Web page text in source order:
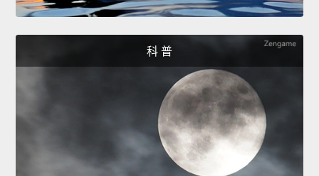
科 普